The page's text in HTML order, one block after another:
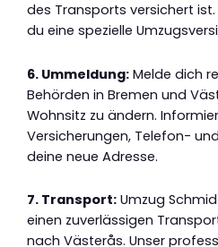
des Transports versichert
du eine spezielle
6. Ummeldung: Melde dich
Behörden in Bremen und
Wohnsitz zu ändern.
Versicherungen, Telefon-
deine neue Adresse.
7. Transport: Umzug
einen zuverlässigen
nach Västerås. Unser